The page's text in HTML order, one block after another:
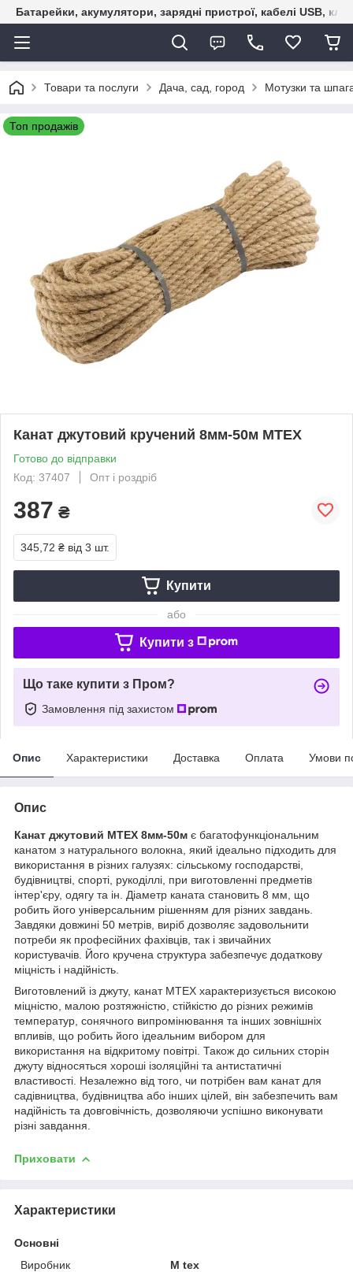
Батарейки, акумулятори, зарядні пристрої, кабелі USB,
Товари та послуги Дача, сад, город Мотузки та
Топ продажів
Канат джутовий кручений 8мм-50м MTEX
Готово до відправки
Код: 37407
Опт і роздріб
387 ₴
345,72 ₴ від 3 шт.
Купити
або
Купити з
Що таке купити з Пром?
Замовлення під захистом
Опис Характеристики Доставка Оплата Умови
Опис
Канат джутовий MTEX 8мм-50м є багатофункціональним
канатом з натурального волокна, який ідеально підходить для
використання в різних галузях: сільському господарстві,
будівництві, спорті, рукоділлі, при виготовленні предметів
інтер'єру, одягу та ін. Діаметр каната становить 8 мм, що
робить його універсальним рішенням для різних завдань.
Завдяки довжині 50 метрів, виріб дозволяє задовольнити
потреби як професійних фахівців, так і звичайних
користувачів. Його кручена структура забезпечує додаткову
міцність і надійність.
Виготовлений із джуту, канат MTEX характеризується високою
міцністю, малою розтяжністю, стійкістю до різних режимів
температур, сонячного випромінювання та інших зовнішніх
впливів, що робить його ідеальним вибором для
використання на відкритому повітрі. Також до сильних сторін
джуту відносяться хороші ізоляційні та антистатичні
властивості. Незалежно від того, чи потрібен вам канат для
садівництва, будівництва або інших цілей, він забезпечить вам
надійність та довговічність, дозволяючи успішно виконувати
різні завдання.
Приховати
Характеристики
Основні
Виробник
M tex